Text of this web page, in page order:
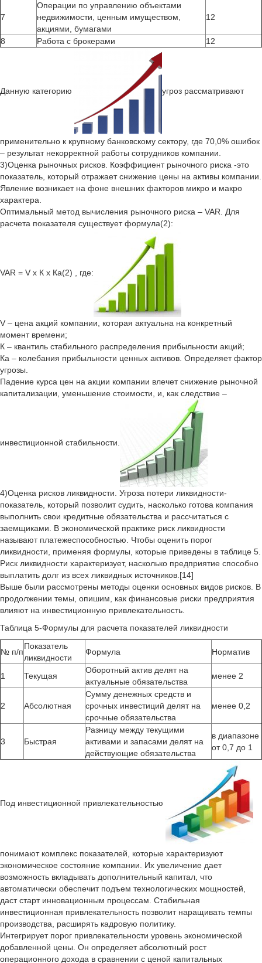
7
Операции по управлению объектами
недвижимости, ценным имуществом,
акциями, бумагами
12
8 Работа с брокерами 12
Данную категорию угроз рассматривают
применительно к крупному банковскому сектору, где 70,0% ошибок
– результат некорректной работы сотрудников компании.
3)Оценка рыночных рисков. Коэффициент рыночного риска -это
показатель, который отражает снижение цены на активы компании.
Явление возникает на фоне внешних факторов микро и макро
характера.
Оптимальный метод вычисления рыночного риска – VAR. Для
расчета показателя существует формула(2):
VAR = V х К х Ка(2) , где:
V – цена акций компании, которая актуальна на конкретный
момент времени;
К – квантиль стабильного распределения прибыльности акций;
Ка – колебания прибыльности ценных активов. Определяет фактор
угрозы.
Падение курса цен на акции компании влечет снижение рыночной
капитализации, уменьшение стоимости, и, как следствие –
инвестиционной стабильности.
4)Оценка рисков ликвидности. Угроза потери ликвидности-
показатель, который позволит судить, насколько готова компания
выполнить свои кредитные обязательства и рассчитаться с
заемщиками. В экономической практике риск ликвидности
называют платежеспособностью. Чтобы оценить порог
ликвидности, применяя формулы, которые приведены в таблице 5.
Риск ликвидности характеризует, насколько предприятие способно
выплатить долг из всех ликвидных источников.[14]
Выше были рассмотрены методы оценки основных видов рисков. В
продолжении темы, опишим, как финансовые риски предприятия
влияют на инвестиционную привлекательность.
Таблица 5-Формулы для расчета показателей ликвидности
№ п/п
Показатель
ликвидности
Формула Норматив
1 Текущая
Оборотный актив делят на
актуальные обязательства
менее 2
2 Абсолютная
Сумму денежных средств и
срочных инвестиций делят на
срочные обязательства
менее 0,2
3 Быстрая
Разницу между текущими
активами и запасами делят на
действующие обязательства
в диапазоне
от 0,7 до 1
Под инвестиционной привлекательностью
понимают комплекс показателей, которые характеризуют
экономическое состояние компании. Их увеличение дает
возможность вкладывать дополнительный капитал, что
автоматически обеспечит подъем технологических мощностей,
даст старт инновационным процессам. Стабильная
инвестиционная привлекательность позволит наращивать темпы
производства, расширять кадровую политику.
Интегрирует порог привлекательности уровень экономической
добавленной цены. Он определяет абсолютный рост
операционного дохода в сравнении с ценой капитальных